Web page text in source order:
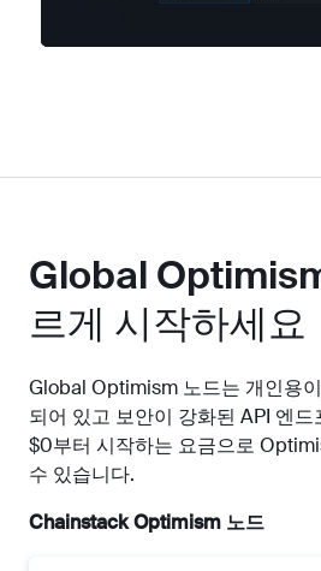
Global
르게 시작하세요
Global Optimism 노드는 개인용
되어 있고 보안이 강화된 API 엔
$0부터 시작하는 요금으로
수 있습니다.
Chainstack Optimism 노드